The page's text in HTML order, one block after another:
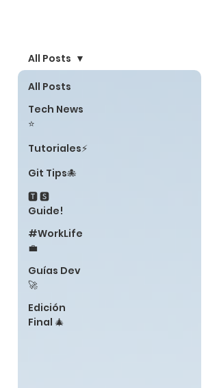
All Posts
Tech News
⭐
Tutoriales⚡
Git Tips🐙
🆃 🆂
Guide!
#WorkLife
💼
Guías Dev
🚀
Edición
Final 🎄
All Posts